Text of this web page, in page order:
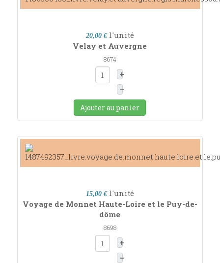
20,00 € l'unité
Velay et Auvergne
8674
+
–
Ajouter au panier
15,00 € l'unité
Voyage de Monnet Haute-Loire et le Puy-de-
dôme
8698
+
–